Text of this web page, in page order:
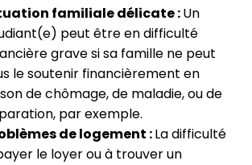
familiale délicate :Un
peut être en difficulté
grave si sa famille ne peut
le soutenir financièrement en
de chômage, de maladie, ou de
par exemple.
de logement :La difficulté
le loyer ou à trouver un